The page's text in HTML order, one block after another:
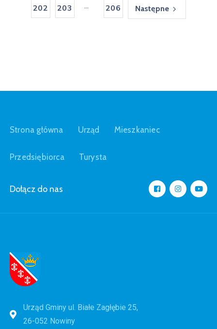
202 203 ... 206 Następne
Strona główna Urząd Mieszkaniec
Przedsiębiorca Turysta
Dołącz do nas
Urząd Gminy ul. Białe Zagłębie 25,
26-052 Nowiny